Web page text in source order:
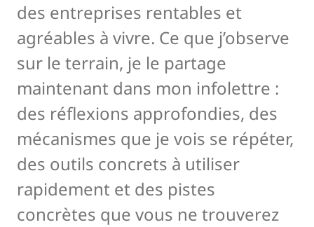
des entreprises rentables et
agréables à vivre. Ce que j’observe
sur le terrain, je le partage
maintenant dans mon infolettre :
des réflexions approfondies, des
mécanismes que je vois se répéter,
des outils concrets à utiliser
rapidement et des pistes
concrètes que vous ne trouverez